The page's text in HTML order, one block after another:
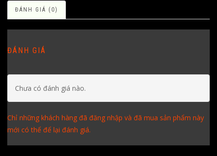
ĐÁNH GIÁ (0)
ĐÁNH GIÁ
Chưa có đánh giá nào.
Chỉ những khách hàng đã đăng nhập và đã mua sản phẩm này
mới có thể để lại đánh giá.